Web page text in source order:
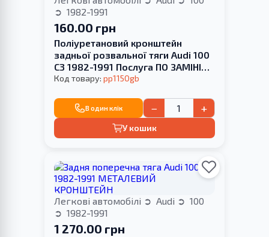
1982-1991
160.00 грн
Поліуретановий кронштейн
задньої розвальної тяги Audi 100
С3 1982-1991 Послуга ПО ЗАМІНІ
САЙЛЕНТБЛОКА
Код товару: pp1150gb
В один клік − +
У кошик
Легкові автомобілі Audi
100
1982-1991
1 270.00 грн